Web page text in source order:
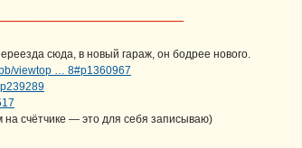
сюда, в новый гараж, он бодрее нового.
viewtop … 8#p1360967
счётчике — это для себя записываю)